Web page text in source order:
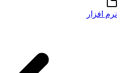
نرم افزار